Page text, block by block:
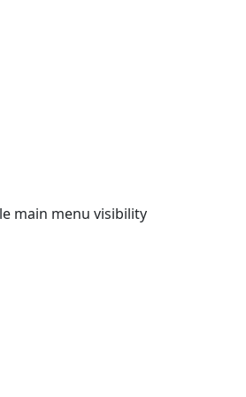
main menu visibility